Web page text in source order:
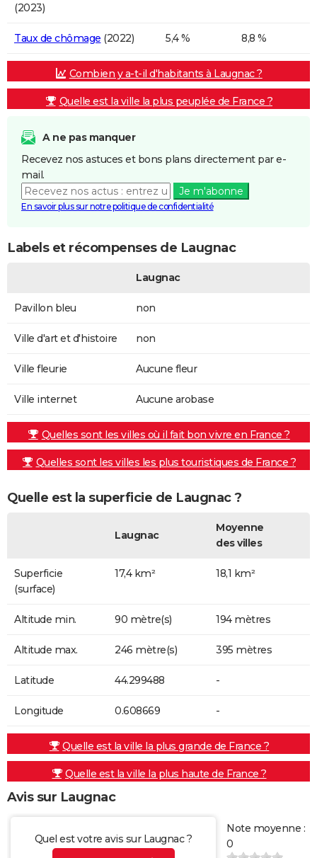
(2023)
Taux de chômage (2022) 5,4 % 8,8 %
Combien y a-t-il d'habitants à Laugnac ?
Quelle est la ville la plus peuplée de France ?
A ne pas manquer
Recevez nos astuces et bons plans directement par e-
mail.
Je m'abonne
En savoir plus sur notre politique de confidentialité
Labels et récompenses de Laugnac
Laugnac
Pavillon bleu non
Ville d'art et d'histoire non
Ville fleurie Aucune fleur
Ville internet Aucune arobase
Quelles sont les villes où il fait bon vivre en France ?
Quelles sont les villes les plus touristiques de France ?
Quelle est la superficie de Laugnac ?
Laugnac
Moyenne
des villes
Superficie
(surface)
17,4 km² 18,1 km²
Altitude min. 90 mètre(s) 194 mètres
Altitude max. 246 mètre(s) 395 mètres
Latitude 44.299488 -
Longitude 0.608669 -
Quelle est la ville la plus grande de France ?
Quelle est la ville la plus haute de France ?
Avis sur Laugnac
Quel est votre avis sur Laugnac ?
Note moyenne :
0